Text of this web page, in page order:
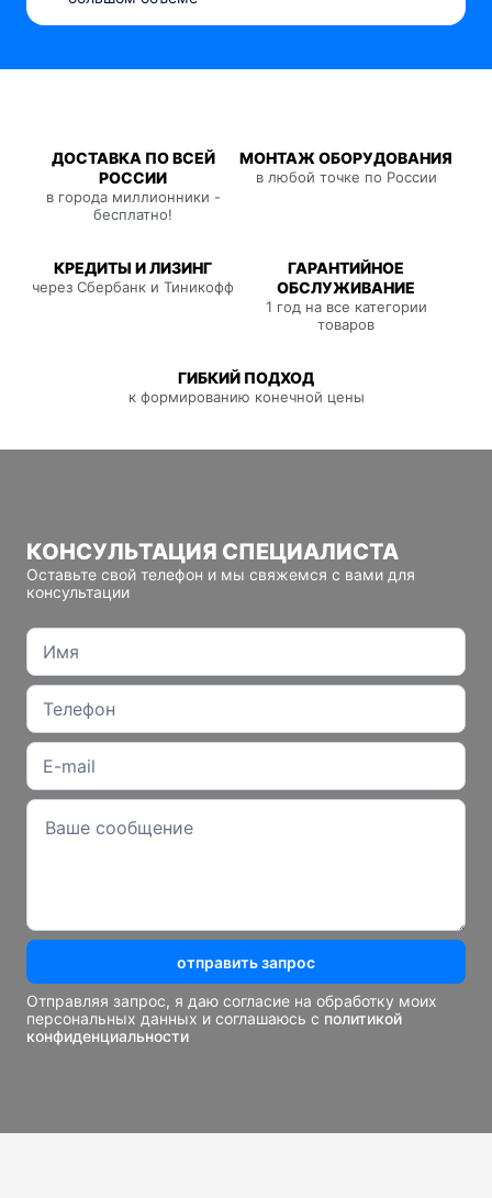
ДОСТАВКА ПО ВСЕЙ
РОССИИ
в города миллионники -
бесплатно!
МОНТАЖ ОБОРУДОВАНИЯ
в любой точке по России
КРЕДИТЫ И ЛИЗИНГ
через Сбербанк и Тиникофф
ГАРАНТИЙНОЕ
ОБСЛУЖИВАНИЕ
1 год на все категории
товаров
ГИБКИЙ ПОДХОД
к формированию конечной цены
КОНСУЛЬТАЦИЯ СПЕЦИАЛИСТА
Оставьте свой телефон и мы свяжемся с вами для
консультации
отправить запрос
Отправляя запрос, я даю согласие на обработку моих
персональных данных и соглашаюсь с политикой
конфиденциальности